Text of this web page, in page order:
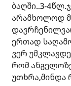
ბაღში..3-
არამხოლოდ
ერთად
ვერ
რომ
უთხრა,მინდა